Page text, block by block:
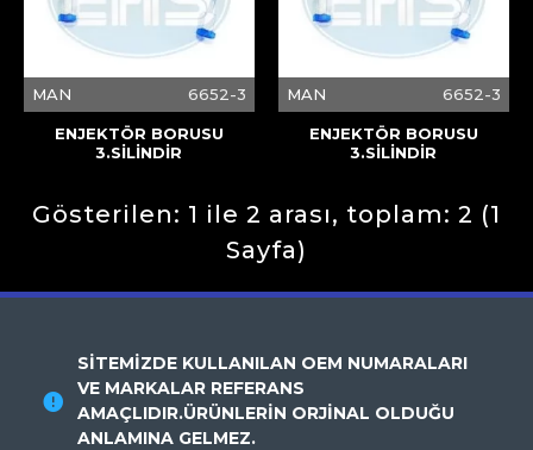
MAN 6652-3
ENJEKTÖR BORUSU
3.SİLİNDİR
MAN 6652-3
ENJEKTÖR BORUSU
3.SİLİNDİR
Gösterilen: 1 ile 2 arası, toplam: 2 (1
Sayfa)
SİTEMİZDE KULLANILAN OEM NUMARALARI
VE MARKALAR REFERANS
AMAÇLIDIR.ÜRÜNLERİN ORJİNAL OLDUĞU
ANLAMINA GELMEZ.